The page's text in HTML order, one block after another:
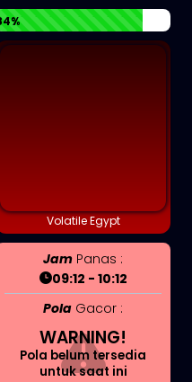
Volatile Egypt
Jam Panas :
09:12 - 10:12
Pola Gacor :
WARNING!
Pola belum tersedia
untuk saat ini